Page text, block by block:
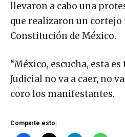
llevaron a cabo una
que realizaron un cortejo
Constitución de México.
“México, escucha, esta es
Judicial no va a caer, no
coro los manifestantes.
Comparte esto: